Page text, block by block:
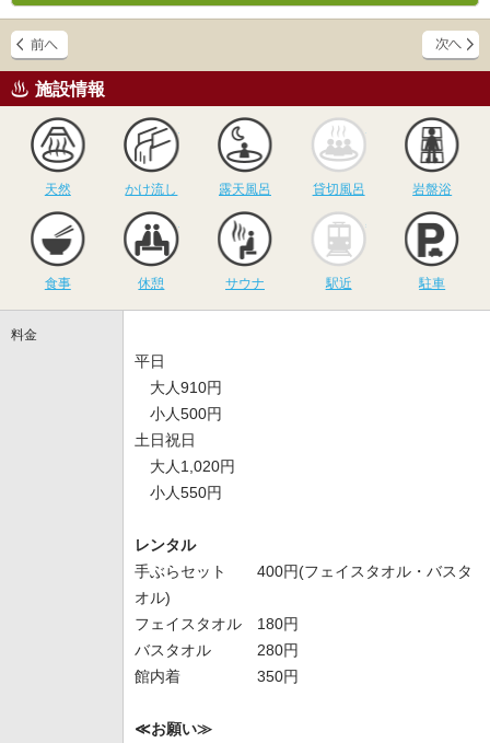
施設情報
天然
かけ流し
かけ流し
露天風呂
露天風呂
貸切風呂
貸切風呂 岩盤浴
食事 休憩
サウナ
サウナ 駅近 駐車
料金
平日
大人910円
小人500円
土日祝日
大人1,020円
小人550円
レンタル
手ぶらセット 400円(フェイスタオル・バスタ
オル)
フェイスタオル 180円
バスタオル 280円
館内着 350円
≪お願い≫